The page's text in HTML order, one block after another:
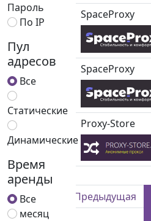
Пароль
По IP
Пул
адресов
Все
Статические
Динамические
Время
аренды
Все
месяц
SpaceProxy
SpaceProxy
Proxy-Store
Предыдущая